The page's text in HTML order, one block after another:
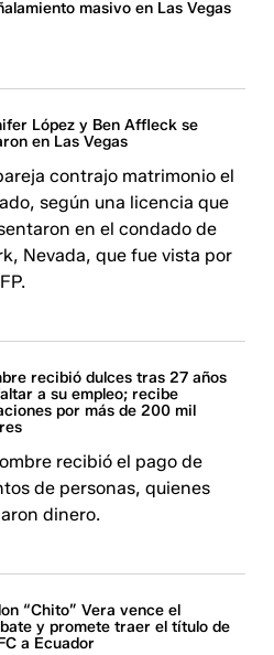
masivo en Las Vegas
López y Ben Affleck se
en Las Vegas
contrajo matrimonio el
según una licencia que
en el condado de
Nevada, que fue vista por
recibió dulces tras 27 años
a su empleo; recibe
por más de 200 mil
recibió el pago de
de personas, quienes
dinero.
“Chito” Vera vence el
y promete traer el título de
a Ecuador